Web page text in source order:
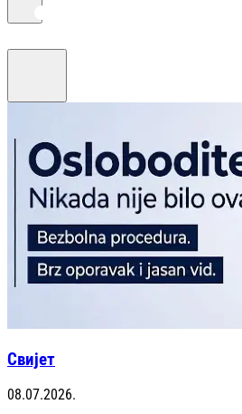
Свијет
08.07.2026.